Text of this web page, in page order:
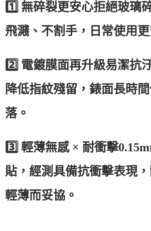
1️⃣ 無碎裂更安心拒絕玻璃
飛濺、不割手，日常使用更
2️⃣ 電鍍膜面再升級易潔抗
降低指紋殘留，錶面長時
落。
3️⃣ 輕薄無感 × 耐衝擊
貼，經測具備抗衝擊表現
輕薄而妥協。